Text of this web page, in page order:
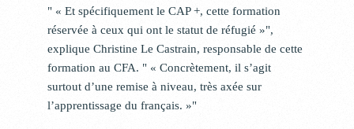
« Et spécifiquement le CAP +, cette formation
réservée à ceux qui ont le statut de réfugié » ,
explique Christine Le Castrain, responsable de cette
formation au CFA.
« Concrètement, il s’agit
surtout d’une remise à niveau, très axée sur
l’apprentissage du français. »